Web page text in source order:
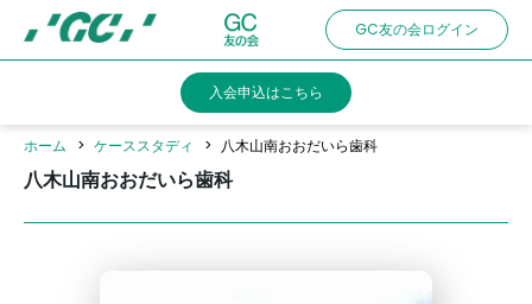
GC友の会ログイン
入会申込はこちら
ホーム ケーススタディ 八木山南おおだいら歯科
八木山南おおだいら歯科